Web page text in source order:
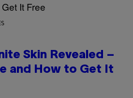
Skin Revealed –
and How to Get It